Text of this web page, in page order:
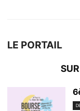
LE PORTAIL